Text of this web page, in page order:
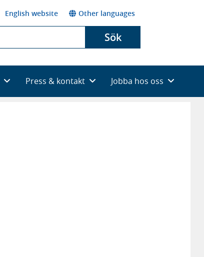
English website Other languages
Sök
Press & kontakt Jobba hos oss